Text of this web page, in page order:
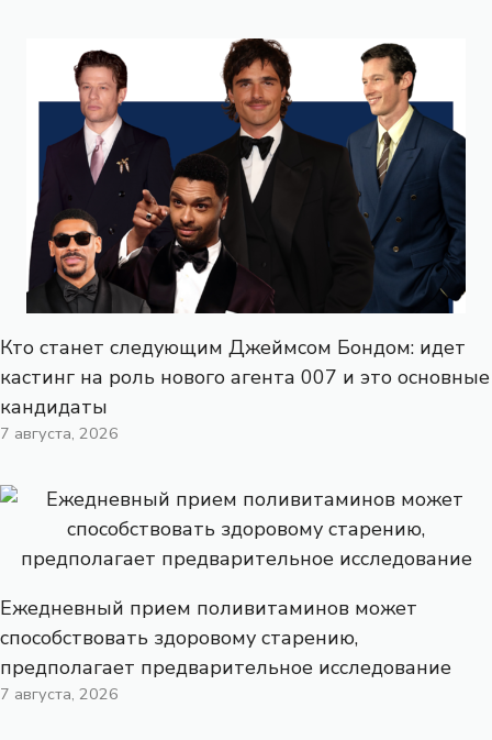
Кто станет следующим Джеймсом Бондом: идет
кастинг на роль нового агента 007 и это основные
кандидаты
7 августа, 2026
Ежедневный прием поливитаминов может
способствовать здоровому старению,
предполагает предварительное исследование
7 августа, 2026